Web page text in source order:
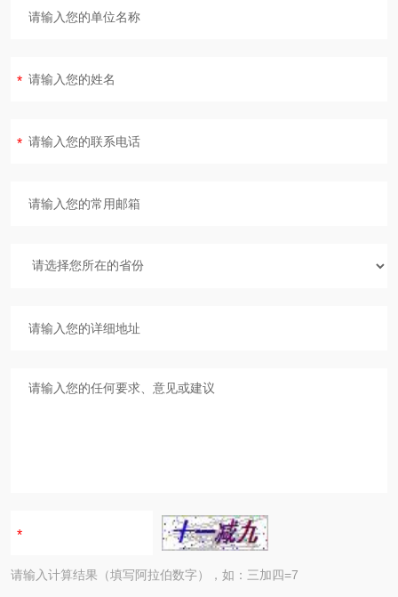
请输入计算结果（填写阿拉伯数字），如：三加四=7